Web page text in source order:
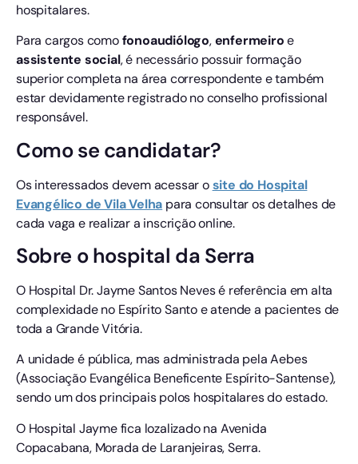
hospitalares.
Para cargos comofonoaudiólogo,enfermeiroe
assistente social, é necessário possuir formação
superior completa na área correspondente e também
estar devidamente registrado no conselho profissional
responsável.
Como se candidatar?
Os interessados devem acessar osite do Hospital
Evangélico de Vila Velha para consultar os detalhes de
cada vaga e realizar a inscrição online.
Sobre o hospital da Serra
O Hospital Dr. Jayme Santos Neves é referência em alta
complexidade no Espírito Santo e atende a pacientes de
toda a Grande Vitória.
A unidade é pública, mas administrada pela Aebes
(Associação Evangélica Beneficente Espírito-Santense),
sendo um dos principais polos hospitalares do estado.
O Hospital Jayme fica lozalizado na Avenida
Copacabana, Morada de Laranjeiras, Serra.